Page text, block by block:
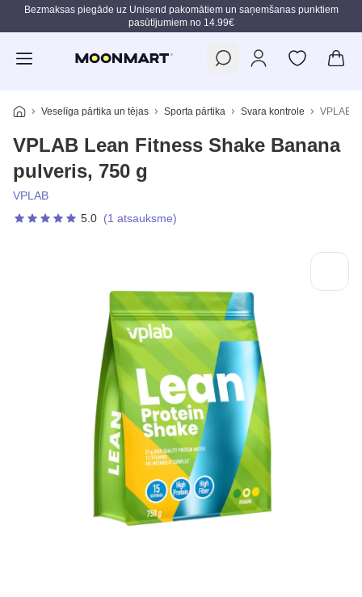
Pāriet uz galveno saturu
Bezmaksas piegāde uz Unisend pakomātiem un saņemšanas punktiem
pasūtījumiem no 14.99€
Veselīga pārtika un tējas Sporta pārtika Svara kontrole VPLAB
VPLAB Lean Fitness Shake Banana
pulveris, 750 g
VPLAB
5.0 (1 atsauksme)